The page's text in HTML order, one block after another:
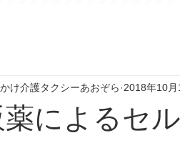
によるセ
け介護タクシーあおぞら 2018年10月